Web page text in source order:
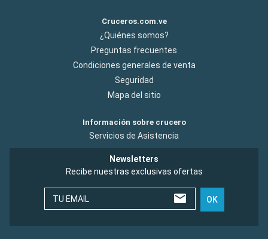
Cruceros.com.ve
¿Quiénes somos?
Preguntas frecuentes
Condiciones generales de venta
Seguridad
Mapa del sitio
Información sobre crucero
Servicios de Asistencia
Newsletters
Recibe nuestras exclusivas ofertas
TU EMAIL OK